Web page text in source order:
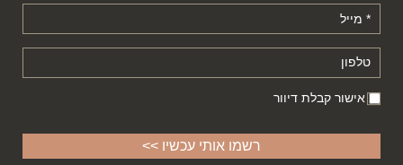
אישור קבלת דיוור